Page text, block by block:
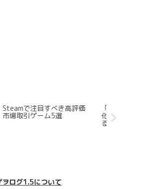
2026夏シーズンの新アニメ
版「攻殻機動隊」は失敗作 で販売さ
ヲログ1.5について